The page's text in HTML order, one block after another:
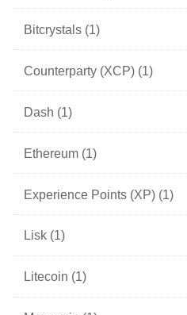
Bitcrystals (1)
Counterparty (XCP) (1)
Dash (1)
Ethereum (1)
Experience Points (XP) (1)
Lisk (1)
Litecoin (1)